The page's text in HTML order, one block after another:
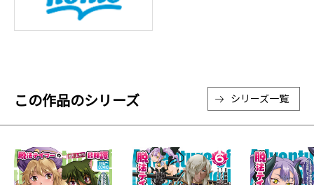
この作品のシリーズ シリーズ一覧